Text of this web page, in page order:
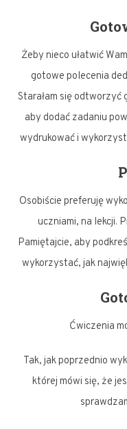
Żeby nieco ułatwić
gotowe polecenia
Starałam się
aby dodać zadaniu
wydrukować i
Osobiście preferuję
uczniami, na lekcji.
Pamiętajcie, aby
wykorzystać, jak
Ćwiczenia
Tak, jak poprzednio
której mówi się, że